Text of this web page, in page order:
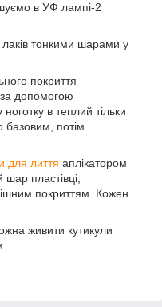
в УФ лампі-2
тонкими шарами у
покриття
за допомогою
в теплий тільки
базовим, потім
для лиття аплікатором
пластівці,
покриттям. Кожен
живити кутикули